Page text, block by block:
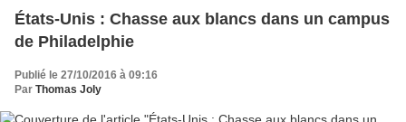
États-Unis : Chasse aux blancs dans un campus
de Philadelphie
Publié le 27/10/2016 à 09:16
Par Thomas Joly